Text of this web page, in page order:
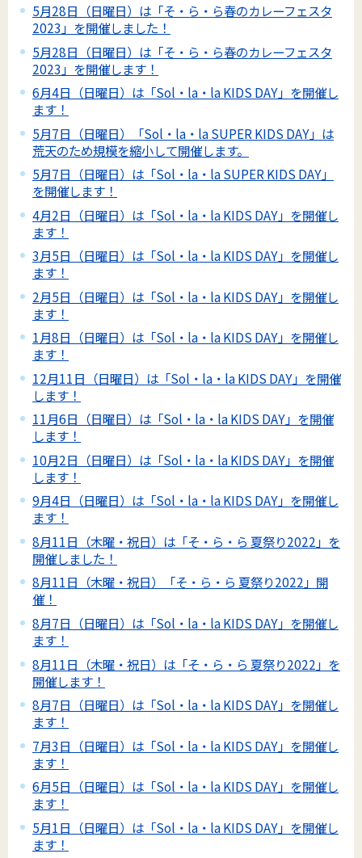
5月28日（日曜日）は「そ・ら・ら春のカレーフェスタ
2023」を開催しました！
5月28日（日曜日）は「そ・ら・ら春のカレーフェスタ
2023」を開催します！
6月4日（日曜日）は「Sol・la・la KIDS DAY」を開催し
ます！
5月7日（日曜日）「Sol・la・la SUPER KIDS DAY」は
荒天のため規模を縮小して開催します。
5月7日（日曜日）は「Sol・la・la SUPER KIDS DAY」
を開催します！
4月2日（日曜日）は「Sol・la・la KIDS DAY」を開催し
ます！
3月5日（日曜日）は「Sol・la・la KIDS DAY」を開催し
ます！
2月5日（日曜日）は「Sol・la・la KIDS DAY」を開催し
ます！
1月8日（日曜日）は「Sol・la・la KIDS DAY」を開催し
ます！
12月11日（日曜日）は「Sol・la・la KIDS DAY」を開催
します！
11月6日（日曜日）は「Sol・la・la KIDS DAY」を開催
します！
10月2日（日曜日）は「Sol・la・la KIDS DAY」を開催
します！
9月4日（日曜日）は「Sol・la・la KIDS DAY」を開催し
ます！
8月11日（木曜・祝日）は「そ・ら・ら 夏祭り2022」を
開催しました！
8月11日（木曜・祝日）「そ・ら・ら 夏祭り2022」開
催！
8月7日（日曜日）は「Sol・la・la KIDS DAY」を開催し
ます！
8月11日（木曜・祝日）は「そ・ら・ら 夏祭り2022」を
開催します！
8月7日（日曜日）は「Sol・la・la KIDS DAY」を開催し
ます！
7月3日（日曜日）は「Sol・la・la KIDS DAY」を開催し
ます！
6月5日（日曜日）は「Sol・la・la KIDS DAY」を開催し
ます！
5月1日（日曜日）は「Sol・la・la KIDS DAY」を開催し
ます！